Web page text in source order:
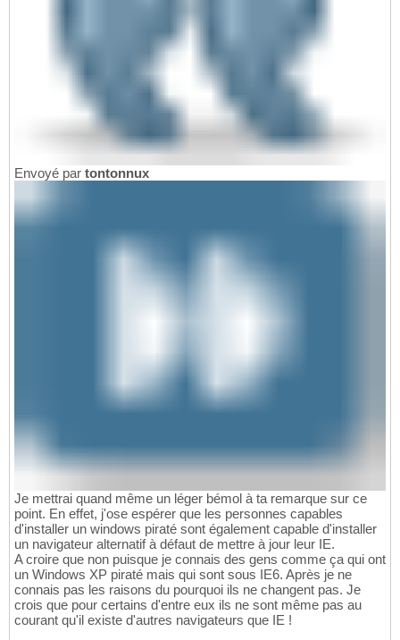
Envoyé par tontonnux
Je mettrai quand même un léger bémol à ta remarque sur ce
point. En effet, j'ose espérer que les personnes capables
d'installer un windows piraté sont également capable d'installer
un navigateur alternatif à défaut de mettre à jour leur IE.
A croire que non puisque je connais des gens comme ça qui ont
un Windows XP piraté mais qui sont sous IE6. Après je ne
connais pas les raisons du pourquoi ils ne changent pas. Je
crois que pour certains d'entre eux ils ne sont même pas au
courant qu'il existe d'autres navigateurs que IE !